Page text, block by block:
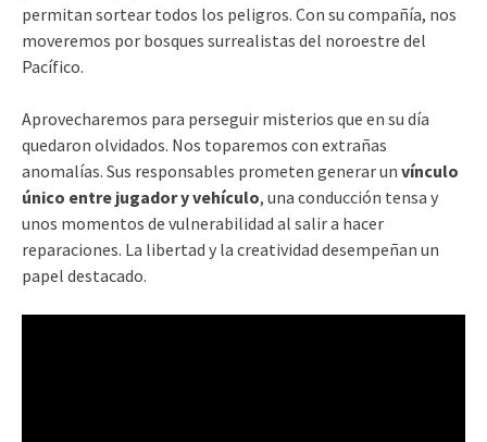
permitan sortear todos los peligros. Con su compañía, nos
moveremos por bosques surrealistas del noroestre del
Pacífico.
Aprovecharemos para perseguir misterios que en su día
quedaron olvidados. Nos toparemos con extrañas
anomalías. Sus responsables prometen generar un vínculo
único entre jugador y vehículo, una conducción tensa y
unos momentos de vulnerabilidad al salir a hacer
reparaciones. La libertad y la creatividad desempeñan un
papel destacado.